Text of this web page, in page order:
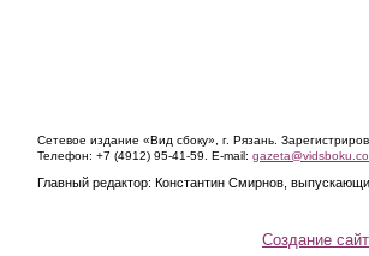
Сетевое издание «Вид сбоку», г. Рязань.
Телефон: +7 (4912) 95-41-59. E-mail:
Главный редактор: Константин Смирнов,
Создание